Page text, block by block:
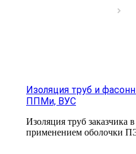
Изоляция труб и
ППМи, ВУС
Изоляция труб заказчика
применением оболочки